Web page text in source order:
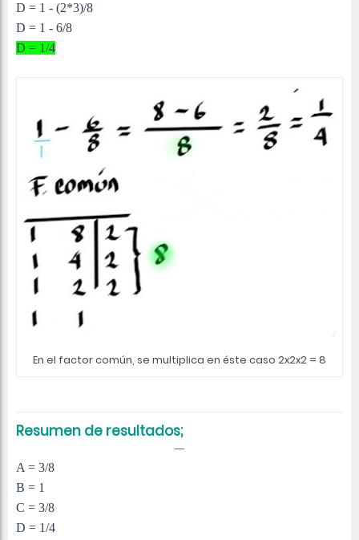
D = 1 - (2*3)/8
D = 1 - 6/8
D = 1/4
En el factor común, se multiplica en éste caso 2x2x2 = 8
Resumen de resultados;
A = 3/8
B = 1
C = 3/8
D = 1/4